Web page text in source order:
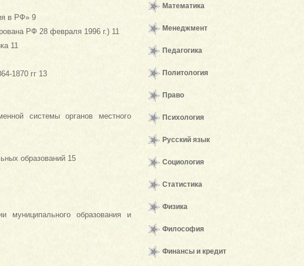
в РФ» 9
РФ 28 февраля 1996 г.) 11
11
1870 гг 13
системы органов местного
образований 15
муниципального образования и
Математика
Менеджмент
Педагогика
Политология
Право
Психология
Русский язык
Социология
Статистика
Физика
Философия
Финансы и кредит